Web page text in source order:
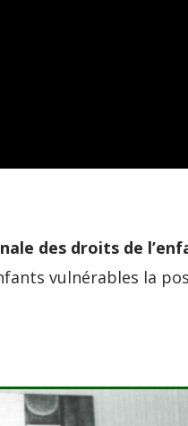
des droits de
vulnérables la